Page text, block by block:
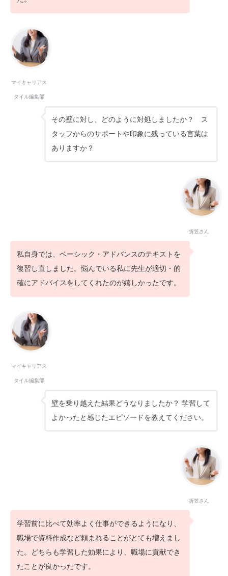
マイキャリアス
タイル編集部
その壁に対し、どのように対処しましたか？ ス
タッフからのサポートや印象に残っている言葉は
ありますか？
折笠さん
私自身では、ベーシック・アドバンスのテキストを
復習し直しました。悩んでいる私に先生が適切・的
確にアドバイスをしてくれたのが嬉しかったです。
マイキャリアス
タイル編集部
壁を乗り越えた結果どうなりましたか？ 学習して
よかったと感じたエピソードを教えてください。
折笠さん
学習前に比べて効率よく仕事ができるようになり、
職場で資料作成など頼まれることがとても増えまし
た。どちらも学習した効果により、職場に貢献でき
たことが良かったです。